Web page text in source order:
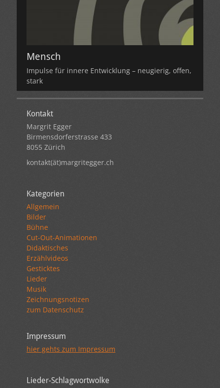
Mensch
Impulse für innere Entwicklung – neugierig, offen,
stark
Kontakt
Margrit Egger
Birmensdorferstrasse 433
8055 Zürich
kontakt(ät)margritegger.ch
Kategorien
Allgemein
Bilder
Bühne
Cut-Out-Animationen
Didaktisches
Erzählvideos
Gesticktes
Lieder
Musik
Zeichnungsnotizen
zum Datenschutz
Impressum
hier gehts zum Impressum
Lieder-Schlagwortwolke